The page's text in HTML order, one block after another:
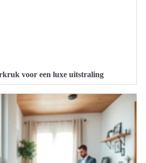
voor een luxe uitstraling